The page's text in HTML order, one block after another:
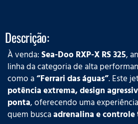
Descrição:
À venda:Sea-Doo RXP-X RS 325,
linha da categoria de alta
como a“Ferrari das águas”. Este
potência extrema, design
ponta, oferecendo uma
quem buscaadrenalina e